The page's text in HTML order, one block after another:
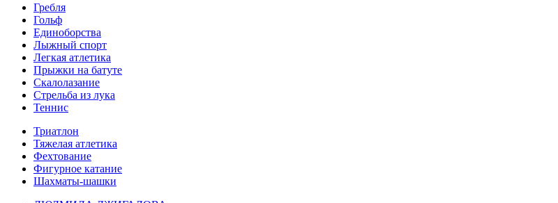
Гребля
Гольф
Единоборства
Лыжный спорт
Легкая атлетика
Прыжки на батуте
Скалолазание
Стрельба из лука
Теннис
Триатлон
Тяжелая атлетика
Фехтование
Фигурное катание
Шахматы-шашки